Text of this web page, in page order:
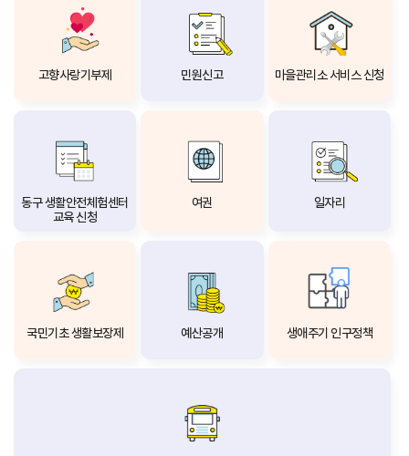
고향사랑기부제 민원신고 마을관리소 서비스 신청
동구 생활안전체험센터
교육 신청
여권 일자리
국민기초 생활보장제 예산공개 생애주기 인구정책